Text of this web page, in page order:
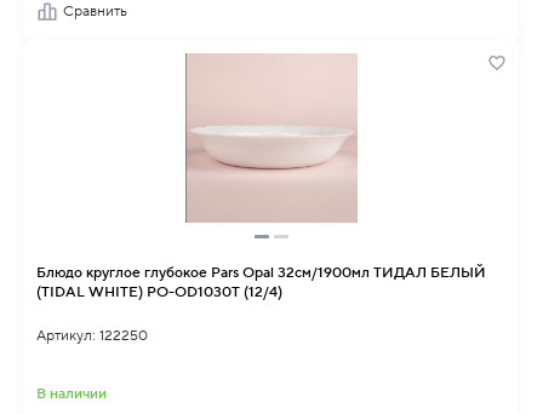
Сравнить
Блюдо круглое глубокое Pars Opal 32см/1900мл ТИДАЛ БЕЛЫЙ
(TIDAL WHITE) PO-OD1030T (12/4)
Артикул: 122250
В наличии